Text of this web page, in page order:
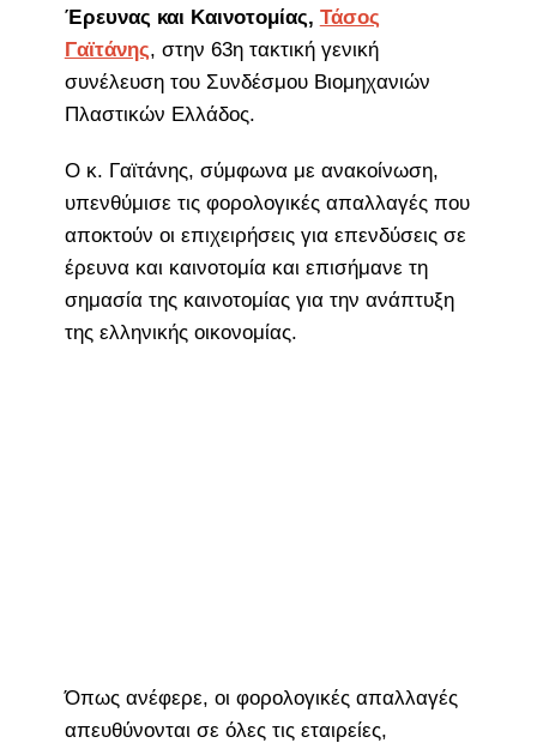
Έρευνας και Καινοτομίας, Τάσος
Γαϊτάνης, στην 63η τακτική γενική
συνέλευση του Συνδέσμου Βιομηχανιών
Πλαστικών Ελλάδος.
Ο κ. Γαϊτάνης, σύμφωνα με ανακοίνωση,
υπενθύμισε τις φορολογικές απαλλαγές που
αποκτούν οι επιχειρήσεις για επενδύσεις σε
έρευνα και καινοτομία και επισήμανε τη
σημασία της καινοτομίας για την ανάπτυξη
της ελληνικής οικονομίας.
Όπως ανέφερε, οι φορολογικές απαλλαγές
απευθύνονται σε όλες τις εταιρείες,